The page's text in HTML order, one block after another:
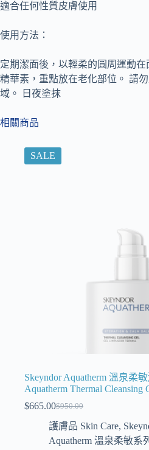
適合任何性質皮膚使用
使用方法：
定期潔面後，以輕柔的圓周運動
精華素，重點放在老化部位。 請
域。 日夜塗抹
相關商品
SALE
Skeyndor Aquatherm 溫泉柔
Aquatherm Thermal Cleansing
$950.00
$665.00
護膚品 Skin Care,
Aquatherm 溫泉柔敏系列